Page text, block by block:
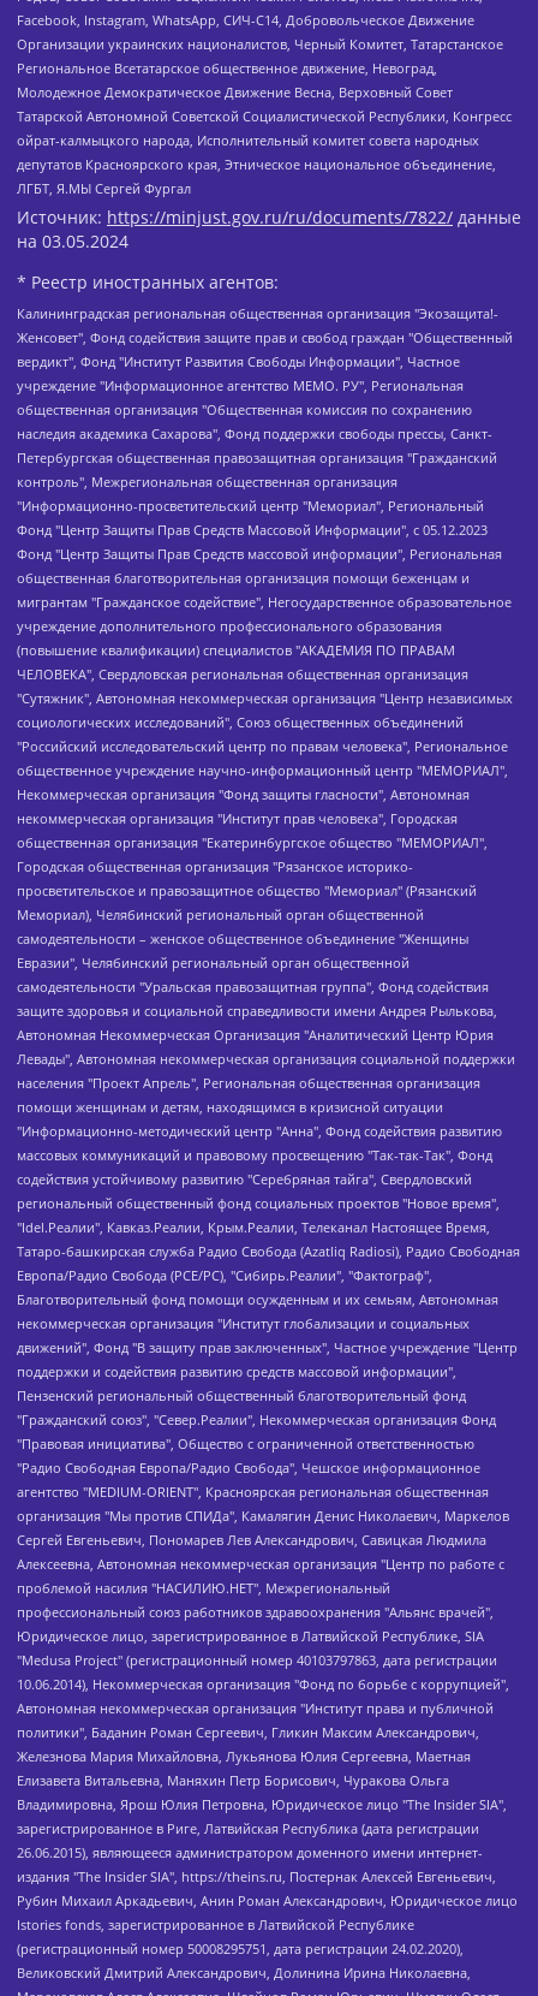
Facebook, Instagram, WhatsApp, СИЧ-С14, Добровольческое Движение
Организации украинских националистов, Черный Комитет, Татарстанское
Региональное Всетатарское общественное движение, Невоград,
Молодежное Демократическое Движение Весна, Верховный Совет
Татарской Автономной Советской Социалистической Республики, Конгресс
ойрат-калмыцкого народа, Исполнительный комитет совета народных
депутатов Красноярского края, Этническое национальное объединение,
ЛГБТ, Я.МЫ Сергей Фургал
Источник: https://minjust.gov.ru/ru/documents/7822/ данные
на 03.05.2024
* Реестр иностранных агентов:
Калининградская региональная общественная организация "Экозащита!-Женсовет", Фонд содействия защите прав и свобод граждан "Общественный вердикт", Фонд "Институт Развития Свободы Информации", Частное учреждение "Информационное агентство МЕМО. РУ", Региональная общественная организация "Общественная комиссия по сохранению наследия академика Сахарова", Фонд поддержки свободы прессы, Санкт-Петербургская общественная правозащитная организация "Гражданский контроль", Межрегиональная общественная организация "Информационно-просветительский центр "Мемориал", Региональный Фонд "Центр Защиты Прав Средств Массовой Информации", с 05.12.2023 Фонд "Центр Защиты Прав Средств массовой информации", Региональная общественная благотворительная организация помощи беженцам и мигрантам "Гражданское содействие", Негосударственное образовательное учреждение дополнительного профессионального образования (повышение квалификации) специалистов "АКАДЕМИЯ ПО ПРАВАМ ЧЕЛОВЕКА", Свердловская региональная общественная организация "Сутяжник", Автономная некоммерческая организация "Центр независимых социологических исследований", Союз общественных объединений "Российский исследовательский центр по правам человека", Региональное общественное учреждение научно-информационный центр "МЕМОРИАЛ", Некоммерческая организация "Фонд защиты гласности", Автономная некоммерческая организация "Институт прав человека", Городская общественная организация "Екатеринбургское общество "МЕМОРИАЛ", Городская общественная организация "Рязанское историко-просветительское и правозащитное общество "Мемориал" (Рязанский Мемориал), Челябинский региональный орган общественной самодеятельности – женское общественное объединение "Женщины Евразии", Челябинский региональный орган общественной самодеятельности "Уральская правозащитная группа", Фонд содействия защите здоровья и социальной справедливости имени Андрея Рылькова, Автономная Некоммерческая Организация "Аналитический Центр Юрия Левады", Автономная некоммерческая организация социальной поддержки населения "Проект Апрель", Региональная общественная организация помощи женщинам и детям, находящимся в кризисной ситуации "Информационно-методический центр "Анна", Фонд содействия развитию массовых коммуникаций и правовому просвещению "Так-так-Так", Фонд содействия устойчивому развитию "Серебряная тайга", Свердловский региональный общественный фонд социальных проектов "Новое время", "Idel.Реалии", Кавказ.Реалии, Крым.Реалии, Телеканал Настоящее Время, Татаро-башкирская служба Радио Свобода (Azatliq Radiosi), Радио Свободная Европа/Радио Свобода (PCE/PC), "Сибирь.Реалии", "Фактограф", Благотворительный фонд помощи осужденным и их семьям, Автономная некоммерческая организация "Институт глобализации и социальных движений", Фонд "В защиту прав заключенных", Частное учреждение "Центр поддержки и содействия развитию средств массовой информации", Пензенский региональный общественный благотворительный фонд "Гражданский союз", "Север.Реалии", Некоммерческая организация Фонд "Правовая инициатива", Общество с ограниченной ответственностью "Радио Свободная Европа/Радио Свобода", Чешское информационное агентство "MEDIUM-ORIENT", Красноярская региональная общественная организация "Мы против СПИДа", Камалягин Денис Николаевич, Маркелов Сергей Евгеньевич, Пономарев Лев Александрович, Савицкая Людмила Алексеевна, Автономная некоммерческая организация "Центр по работе с проблемой насилия "НАСИЛИЮ.НЕТ", Межрегиональный профессиональный союз работников здравоохранения "Альянс врачей", Юридическое лицо, зарегистрированное в Латвийской Республике, SIA "Medusa Project" (регистрационный номер 40103797863, дата регистрации 10.06.2014), Некоммерческая организация "Фонд по борьбе с коррупцией", Автономная некоммерческая организация "Институт права и публичной политики", Баданин Роман Сергеевич, Гликин Максим Александрович, Железнова Мария Михайловна, Лукьянова Юлия Сергеевна, Маетная Елизавета Витальевна, Маняхин Петр Борисович, Чуракова Ольга Владимировна, Ярош Юлия Петровна, Юридическое лицо "The Insider SIA", зарегистрированное в Риге, Латвийская Республика (дата регистрации 26.06.2015), являющееся администратором доменного имени интернет-издания "The Insider SIA", https://theins.ru, Постернак Алексей Евгеньевич, Рубин Михаил Аркадьевич, Анин Роман Александрович, Юридическое лицо Istories fonds, зарегистрированное в Латвийской Республике (регистрационный номер 50008295751, дата регистрации 24.02.2020), Великовский Дмитрий Александрович, Долинина Ирина Николаевна, Мароховская Алеся Алексеевна, Шлейнов Роман Юрьевич, Шмагун Олеся Валентиновна, Общество с ограниченной ответственностью "Альтаир 2021", Общество с ограниченной ответственностью "Вега 2021", Общество с ограниченной ответственностью "Главный редактор 2021", Общество с ограниченной ответственностью "Ромашки монолит", Важенков Артем Валерьевич, Ивановская областная общественная организация "Центр гендерных исследований", Гурман Юрий Альбертович, Медиапроект "ОВД-Инфо", Егоров Владимир Владимирович, Жилинский Владимир Александрович, Общество с ограниченной ответственностью "ЗП", Иванова София Юрьевна, Карезина Инна Павловна, Кильтау Екатерина Викторовна, Петров Алексей Викторович, Пискунов Сергей Евгеньевич, Смирнов Сергей Сергеевич, Тихонов Михаил Сергеевич, Общество с ограниченной ответственностью "ЖУРНАЛИСТ-ИНОСТРАННЫЙ АГЕНТ", Арапова Галина Юрьевна, Вольтская Татьяна Анатольевна, Американская компания "Mason G.E.S. Anonymous Foundation" (США), являющаяся владельцем интернет-издания https://mnews.world/, Компания "Stichting Bellingcat", зарегистрированная в Нидерландах (дата регистрации 11.07.2018), Захаров Андрей Вячеславович, Клепиковская Екатерина Дмитриевна, Общество с ограниченной ответственностью "МЕМО", Перл Роман Александрович, Симонов Евгений Алексеевич, Соловьева Елена Анатольевна, Сотников Даниил Владимирович, Сурначева Елизавета Дмитриевна, Автономная некоммерческая организация по защите прав человека и информированию населения "Якутия – Наше Мнение", Общество с ограниченной ответственностью "Москоу диджитал медиа", с 26.01.2023 Общество с ограниченной ответственностью "Чайка Белые сады", Ветошкина Валерия Валерьевна, Заговора Максим Александрович, Межрегиональное общественное движение "Российская ЛГБТ - сеть", Оленичев Максим Владимирович, Павлов Иван Юрьевич, Скворцова Елена Сергеевна, Общество с ограниченной ответственностью "Как бы инагент", Кочетков Игорь Викторович, Общество с ограниченной ответственностью "Честные выборы", Еланчик Олег Александрович, Общество с ограниченной ответственностью "Нобелевский призыв", Гималова Регина Эмилевна, Григорьев Андрей Валерьевич, Григорьева Алина Александровна, Ассоциация по содействию защите прав призывников, альтернативнослужащих и военнослужащих "Правозащитная группа "Гражданин.Армия.Право", Хисамова Регина Фаритовна, Автономная некоммерческая организация по реализации социально-правовых программ "Лилит", Дальневосточное общественное движение "Маяк", Санкт-Петербургская ЛГБТ-инициативная группа "Выход", Инициативная группа ЛГБТ+ "Реверс", Алексеев Андрей Викторович, Бекбулатова Таисия Львовна, Беляев Иван Михайлович, Владыкина Елена Сергеевна, Гельман Марат Александрович, Никульшина Вероника Юрьевна, Толоконникова Надежда Андреевна, Шендерович Виктор Анатольевич, Общество с ограниченной ответственностью "Данное сообщение", Общество с ограниченной ответственностью Издательский дом "Новая глава", Айнбиндер Александра Александровна, Московский комьюнити-центр для ЛГБТ+инициатив, Благотворительный фонд развития филантропии, Deutsche Welle (Германия, Kurt-Schumacher-Strasse 3, 53113 Bonn), Борзунова Мария Михайловна, Воробьев Виктор Викторович, Голубева Анна Львовна, Константинова Алла Михайловна, Малкова Ирина Владимировна, Мурадов Мурад Абдулгалимович, Осетинская Елизавета Николаевна, Понасенков Евгений Николаевич, Ганапольский Матвей Юрьевич, Киселев Евгений Алексеевич, Борухович Ирина Григорьевна, Дремин Иван Тимофеевич, Дубровский Дмитрий Викторович, Красноярская региональная общественная организация поддержки и развития альтернативных образовательных технологий и межкультурных коммуникаций "ИНТЕРРА", Маяковская Екатерина Алексеевна, Фейгин Марк Захарович, Филимонов Андрей Викторович, Дзугкоева Регина Николаевна, Доброхотов Роман Александрович, Дудь Юрий Александрович, Елкин Сергей Владимирович, Кругликов Кирилл Игоревич, Сабунаева Мария Леонидовна, Семенов Алексей Владимирович, Шаинян Карен Багратович, Шульман Екатерина Михайловна, Асафьев Артур Валерьевич, Вахштайн Виктор Семенович, Венедиктов Алексей Алексеевич, Лушникова Екатерина Евгеньевна, Волков Леонид Михайлович, Невзоров Александр Глебович, Пархоменко Сергей Борисович, Сироткин Ярослав Николаевич, Кара-Мурза Владимир Владимирович, Баранова Наталья Владимировна, Гозман Леонид Яковлевич, Кагарлицкий Борис Юльевич, Климарев Михаил Валерьевич, Милов Владимир Станиславович, Автономная некоммерческая организация Краснодарский центр современного искусства "Типография", Моргенштерн Алишер Тагирович, Соболь Любовь Эдуардовна, Общество с ограниченной ответственностью "ЛИЗА НОРМ", Каспаров Гарри Кимович, Ходорковский Михаил Борисович, Общество с ограниченной ответственностью "Апрельские тезисы", Данилович Ирина Брониславовна, Кашин Олег Владимирович, Петров Николай Владимирович, Пивоваров Алексей Владимирович, Соколов Михаил Владимирович, Цветкова Юлия Владимировна, Чичваркин Евгений Александрович, Комитет против пыток/Команда против пыток, Общество с ограниченной ответственностью "Первый научный", Общество с ограниченной ответственностью "Вертолет и ко", Белоцерковская Вероника Борисовна, Кац Максим Евгеньевич, Лазарева Татьяна Юрьевна, Шаведдинов Руслан Табризович, Яшин Илья Валерьевич, Общество с ограниченной ответственностью "Иноагент ААВ", Алешковский Дмитрий Петрович, Альбац Евгения Марковна, Быков Дмитрий Львович, Галямина Юлия Евгеньевна, Лойко Сергей Леонидович, Мартынов Кирилл Константинович, Медведев Сергей Александрович, Крашенинников Федор Геннадиевич, Гордеева Катерина Вл